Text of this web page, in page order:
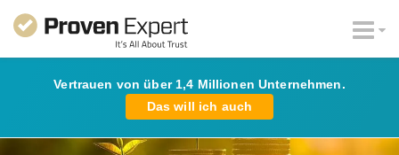
Vertrauen von über 1,4 Millionen Unternehmen.
Das will ich auch